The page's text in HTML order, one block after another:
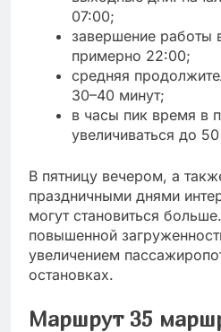
07:00;
завершение
примерно 22:00;
средняя
30–40 минут;
в часы пик время в
увеличиваться до
В пятницу вечером, а
праздничными днями
могут становиться
повышенной
увеличением
остановках.
Маршрут 35